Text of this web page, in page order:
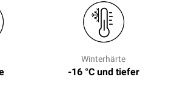
Winterhärte
-16 °C und tiefer